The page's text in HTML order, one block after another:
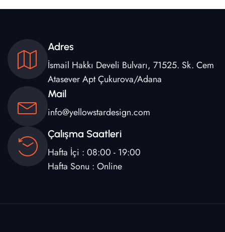
Adres
İsmail Hakkı Develi Bulvarı, 71525. Sk. Cem
Atasever Apt Çukurova/Adana
Mail
info@yellowstardesign.com
Çalışma Saatleri
Hafta İçi : 08:00 - 19:00
Hafta Sonu : Online